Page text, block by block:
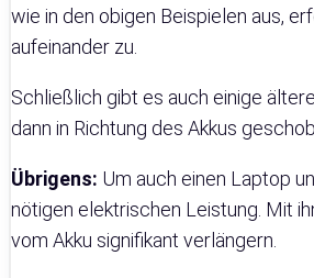
wie in den obigen Beispielen aus,
aufeinander zu.
Schließlich gibt es auch einige
dann in Richtung des Akkus
Übrigens: Um auch einen Laptop
nötigen elektrischen Leistung. Mit
vom Akku signifikant verlängern.